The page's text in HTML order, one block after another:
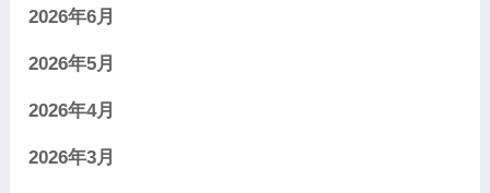
2026年6月
2026年5月
2026年4月
2026年3月